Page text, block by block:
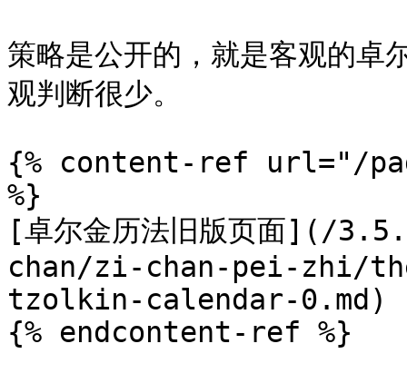
策略是公开的，就是客观的卓
观判断很少。
{% content-ref url="/
%}
[卓尔金历法旧版页面](/
chan/zi-chan-pei-zhi/
tzolkin-calendar-0.md)
{% endcontent-ref %}